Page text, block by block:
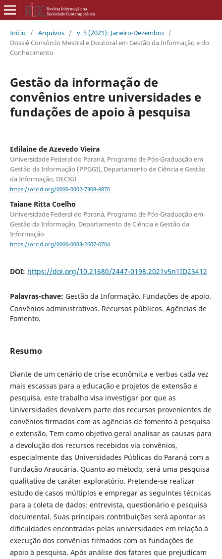
Início / Arquivos / v. 5 (2021): Janeiro-Dezembro /
Dossiê Consórcio Mestral e Doutoral em Gestão da Informação e do
Conhecimento
Gestão da informação de
convênios entre universidades e
fundações de apoio à pesquisa
Edilaine de Azevedo Vieira
Universidade Federal do Paraná, Programa de Pós-Graduação em
Gestão da Informação (PPGGI), Departamento de Ciência e Gestão
da Informação, DECIGI
https://orcid.org/0000-0002-7308-8870
Taiane Ritta Coelho
Universidade Federal do Paraná, Programa de Pós-Graduação em
Gestão da Informação, Departamento de Ciência e Gestão da
Informação
https://orcid.org/0000-0003-2607-0704
DOI: https://doi.org/10.21680/2447-0198.2021v5n1ID23412
Palavras-chave: Gestão da Informação. Fundações de apoio.
Convênios administrativos. Recursos públicos. Agências de
Fomento.
Resumo
Diante de um cenário de crise econômica e verbas cada vez
mais escassas para a educação e projetos de extensão e
pesquisa, este trabalho visa investigar por que as
Universidades devolvem parte dos recursos provenientes de
convênios firmados com as agências de fomento à pesquisa
e extensão. Tem como objetivo geral analisar as causas para
a devolução dos recursos recebidos via convênios,
especialmente das Universidades Públicas do Paraná com a
Fundação Araucária. Quanto ao método, será uma pesquisa
qualitativa de caráter exploratório. Pretende-se realizar
estudo de casos múltiplos e empregar as seguintes técnicas
para a coleta de dados: entrevista, questionário e pesquisa
documental. Suas principais contribuições será apontar as
dificuldades encontradas pelas universidades em relação à
execução dos convênios firmados com as fundações de
apoio à pesquisa. Após análise dos fatores que prejudicam